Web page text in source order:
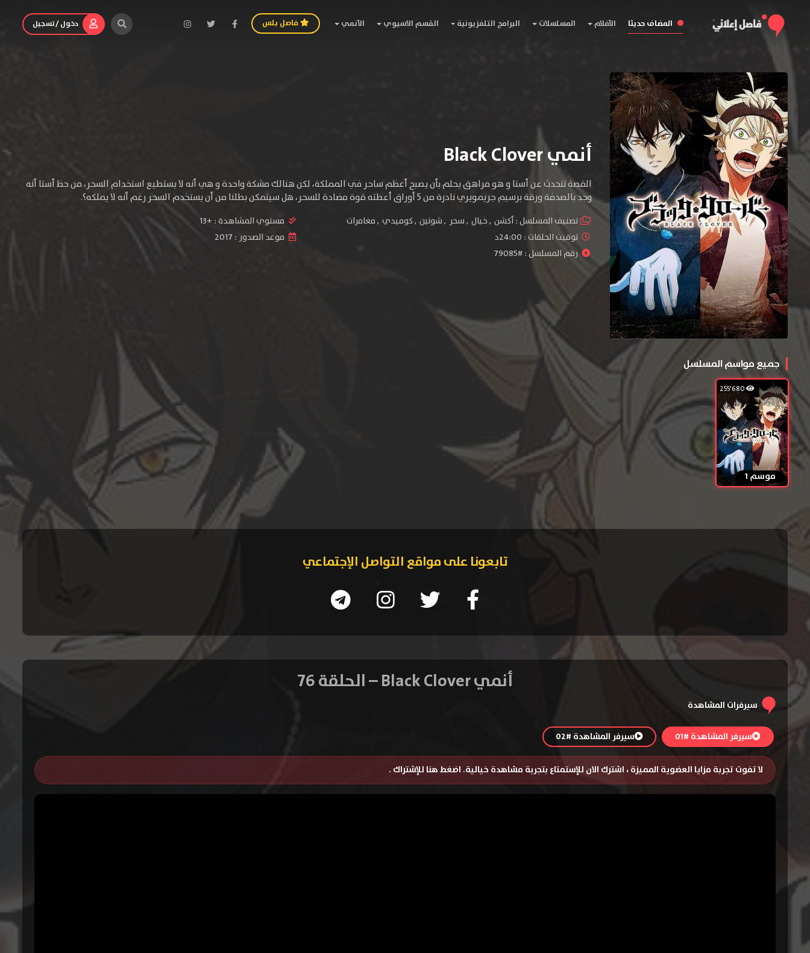
المضاف حديثا الأفلام المسلسلات البرامج التلفزيونية القسم الاسيوي الأنمي فاصل بلس دخول / تسجيل
أنمي Black Clover
القصة تتحدث عن أستا و هو مراهق يحلم بأن يصبح أعظم ساحر في المملكة، لكن هنالك مشكة واحدة و هي أنه لا يستطيع استخدام السحر، من حظ أستا أنه
وجد بالصدفة ورقة برسيم جريمويري نادرة من 5 أوراق أعطته قوة مضادة للسحر، هل سيتمكن بطلنا من أن يستخدم السحر رغم أنه لا يملكه؟.
تصنيف المسلسل :أكشن ,خيال ,سحر ,شونين ,كوميدي ,مغامرات مستوي المشاهدة : +13
توقيت الحلقات : 24:00د
موعد الصدور : 2017
رقم المسلسل : #79085
جميع مواسم المسلسل
موسم 1
تابعونا على مواقع التواصل الإجتماعي
أنمي Black Clover – الحلقة 76
سيرفرات المشاهدة
سيرفر المشاهدة #01 سيرفر المشاهدة #02
لا تفوت تجربة مزايا العضوية المميزة ، اشترك الان للإستمتاع بتجربة مشاهدة خيالية. اضغط هنا للإشتراك .